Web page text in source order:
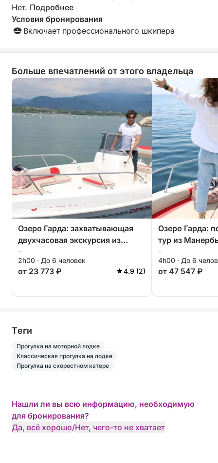
Нет. Подробнее
Условия бронирования
Включает профессионального шкипера
Больше впечатлений от этого владельца
Озеро Гарда: захватывающая
двухчасовая экскурсия из
Манербы
-
2h00 · До 6 человек
от 23 773 ₽ 4.9 (2)
Озеро Гарда:
тур из
-
4h00 · До 6
от 47 547 ₽
Tеги
Прогулка на моторной лодке
Классическая прогулка на лодке
Прогулка на скоростном катере
Нашли ли вы всю информацию, необходимую
для бронирования?
Да, всё хорошо/Нет, чего-то не хватает